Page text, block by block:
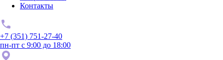
Контакты
+7 (351) 751-27-40
пн-пт с 9:00 до 18:00